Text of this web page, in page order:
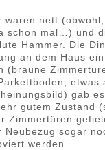
waren nett
schon mal…) und
Hammer. Die
an dem Haus
(braune
etwas
gab
gutem Zustand
Zimmertüren
Neubezug sogar
werden.